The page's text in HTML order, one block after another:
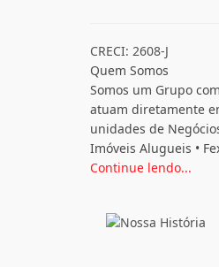
CRECI: 2608-J
Quem Somos
Somos um Grupo
atuam diretamente
unidades de
Imóveis Alugueis •
Continue lendo...